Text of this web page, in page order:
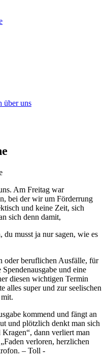
über uns
Am Freitag war
bei der wir um Förderrung
und keine Zeit, sich
sich denn damit,
du musst ja nur sagen, wie es
oder beruflichen Ausfälle, für
und eine
diesen wichtigen Termin
alles super und zur seelischen
kommend und fängt an
und plötzlich denkt man sich
dann verliert man
verloren, herzlichen
– Toll -